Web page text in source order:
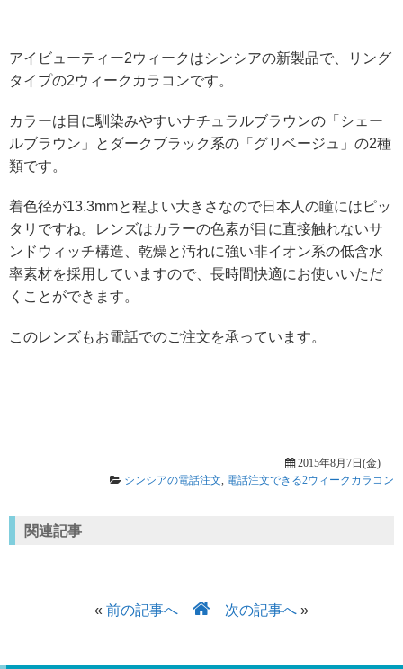
アイビューティー2ウィークはシンシアの新製品で、リング
タイプの2ウィークカラコンです。
カラーは目に馴染みやすいナチュラルブラウンの「シェー
ルブラウン」とダークブラック系の「グリベージュ」の2種
類です。
着色径が13.3mmと程よい大きさなので日本人の瞳にはピッ
タリですね。レンズはカラーの色素が目に直接触れないサ
ンドウィッチ構造、乾燥と汚れに強い非イオン系の低含水
率素材を採用していますので、長時間快適にお使いいただ
くことができます。
このレンズもお電話でのご注文を承っています。
2015年8月7日(金)
シンシアの電話注文
電話注文できる2ウィークカラコン
関連記事
« 前の記事へ 次の記事へ »